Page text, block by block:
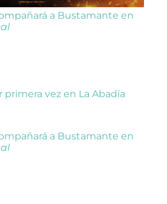
a Bustamante en
primera vez en La Abadía
a Bustamante en